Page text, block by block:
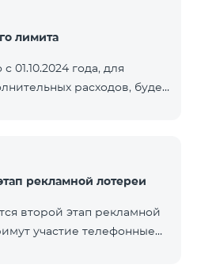
лимита
01.10.2024 года, для
расходов, будет
4 Max», «Combo 4 Plus»,
4x4», «COSMO 2 8000»,
рекламной лотереи
второй этап рекламной
участие телефонные